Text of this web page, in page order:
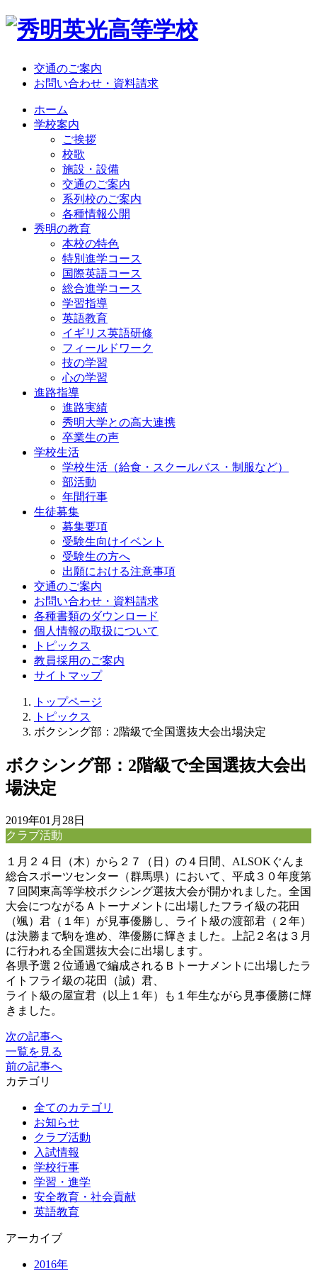
交通のご案内
お問い合わせ・資料請求
ホーム
学校案内
ご挨拶
校歌
施設・設備
交通のご案内
系列校のご案内
各種情報公開
秀明の教育
本校の特色
特別進学コース
国際英語コース
総合進学コース
学習指導
英語教育
イギリス英語研修
フィールドワーク
技の学習
心の学習
進路指導
進路実績
秀明大学との高大連携
卒業生の声
学校生活
学校生活（給食・スクールバス・制服など）
部活動
年間行事
生徒募集
募集要項
受験生向けイベント
受験生の方へ
出願における注意事項
交通のご案内
お問い合わせ・資料請求
各種書類のダウンロード
個人情報の取扱について
トピックス
教員採用のご案内
サイトマップ
トップページ
トピックス
ボクシング部：2階級で全国選抜大会出場決定
ボクシング部：2階級で全国選抜大会出
場決定
2019年01月28日
クラブ活動
１月２４日（木）から２７（日）の４日間、ALSOKぐんま
総合スポーツセンター（群馬県）において、平成３０年度第
７回関東高等学校ボクシング選抜大会が開かれました。全国
大会につながるＡトーナメントに出場したフライ級の花田
（颯）君（１年）が見事優勝し、ライト級の渡部君（２年）
は決勝まで駒を進め、準優勝に輝きました。上記２名は３月
に行われる全国選抜大会に出場します。
各県予選２位通過で編成されるＢトーナメントに出場したラ
イトフライ級の花田（誠）君、
ライト級の屋宣君（以上１年）も１年生ながら見事優勝に輝
きました。
次の記事へ
一覧を見る
前の記事へ
カテゴリ
全てのカテゴリ
お知らせ
クラブ活動
入試情報
学校行事
学習・進学
安全教育・社会貢献
英語教育
アーカイブ
2016年